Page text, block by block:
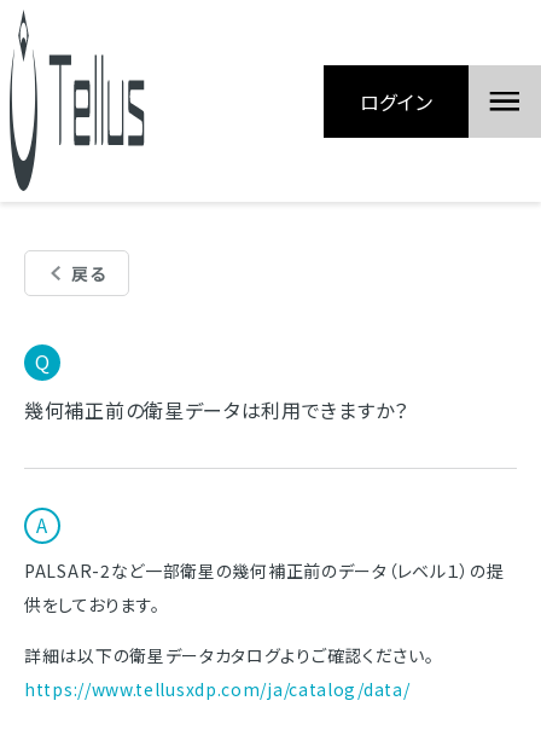
ログイン
戻る
幾何補正前の衛星データは利用できますか？
PALSAR-2など一部衛星の幾何補正前のデータ（レベル１）の提
供をしております。
詳細は以下の衛星データカタログよりご確認ください。
https://www.tellusxdp.com/ja/catalog/data/